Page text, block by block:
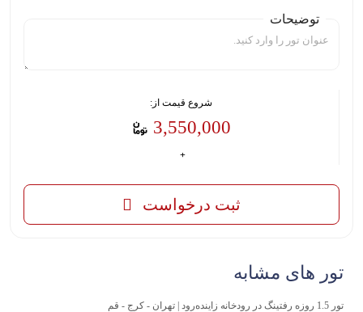
توضیحات
شروع قیمت از:
3,550,000
ثبت درخواست
تور های مشابه
تور 1.5 روزه رفتینگ در رودخانه زاینده‌رود | تهران - کرج - قم